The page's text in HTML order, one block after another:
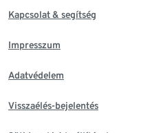
Kapcsolat & segítség
Impresszum
Adatvédelem
Visszaélés-bejelentés